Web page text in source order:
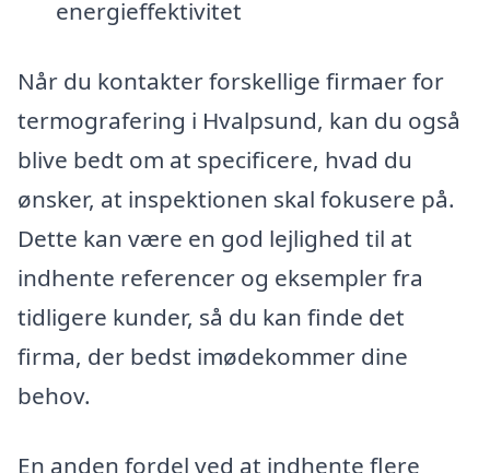
energieffektivitet
Når du kontakter forskellige firmaer for
termografering i Hvalpsund, kan du også
blive bedt om at specificere, hvad du
ønsker, at inspektionen skal fokusere på.
Dette kan være en god lejlighed til at
indhente referencer og eksempler fra
tidligere kunder, så du kan finde det
firma, der bedst imødekommer dine
behov.
En anden fordel ved at indhente flere